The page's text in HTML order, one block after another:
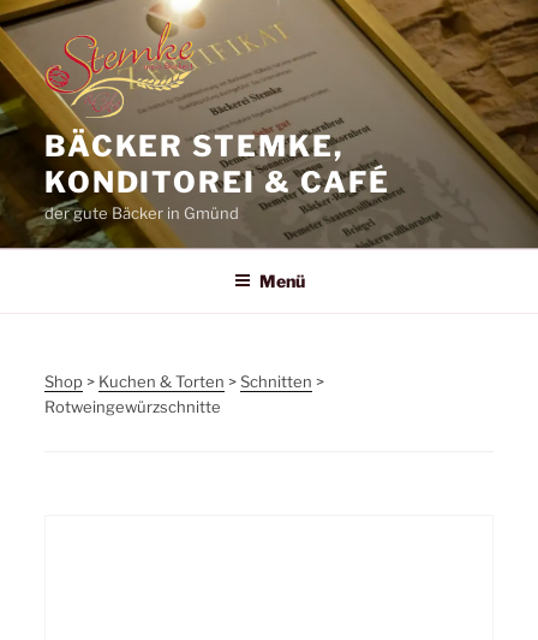
Zum
Inhalt
springen
BÄCKER STEMKE,
KONDITOREI & CAFÉ
der gute Bäcker in Gmünd
Menü
Shop > Kuchen & Torten >Schnitten >
Rotweingewürzschnitte